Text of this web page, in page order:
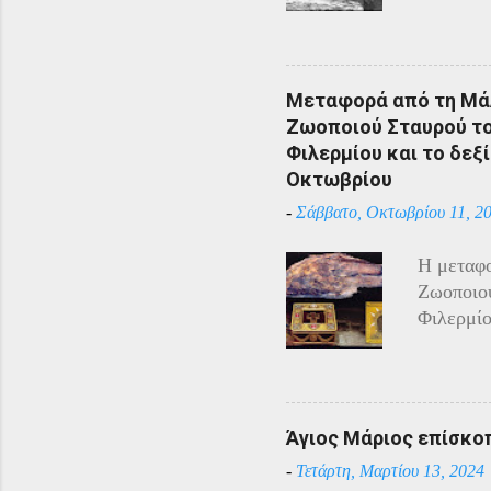
Πόντου
και
η
του
Μεταφορά από τη
Ζωοποιού Σταυρού
Φιλερμίου και το
Οκτωβρίου
- Σάββατο, Οκτωβρίου 11,
Η
Ιππότες
Άγιος Μάριος
- Τετάρτη, Μαρτίου 13, 2024